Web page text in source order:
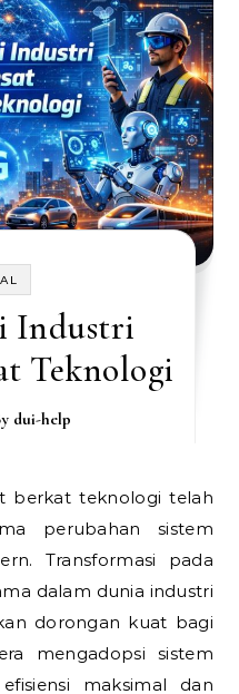
Industri
Teknologi
dui-help
perubahan sistem
Transformasi pada
dalam dunia industri
dorongan kuat bagi
mengadopsi sistem
maksimal dan